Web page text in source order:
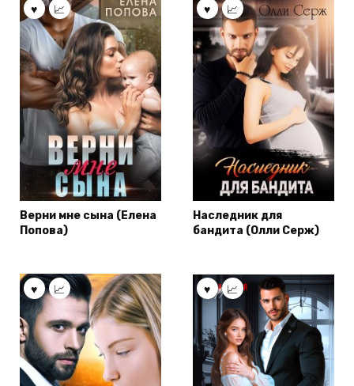
Верни мне сына (Елена
Попова)
Наследник для
бандита (Олли Серж)